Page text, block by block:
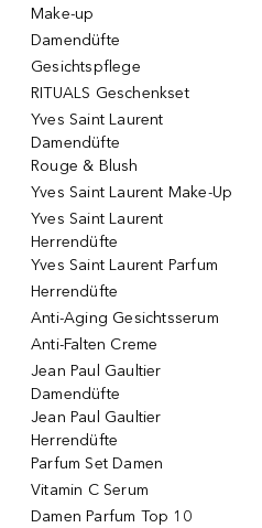
Make-up
Damendüfte
Gesichtspflege
RITUALS Geschenkset
Yves Saint Laurent
Damendüfte
Rouge & Blush
Yves Saint Laurent Make-Up
Yves Saint Laurent
Herrendüfte
Yves Saint Laurent Parfum
Herrendüfte
Anti-Aging Gesichtsserum
Anti-Falten Creme
Jean Paul Gaultier
Damendüfte
Jean Paul Gaultier
Herrendüfte
Parfum Set Damen
Vitamin C Serum
Damen Parfum Top 10